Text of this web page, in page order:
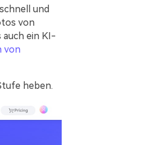
und
von
auch ein KI-
von
heben.